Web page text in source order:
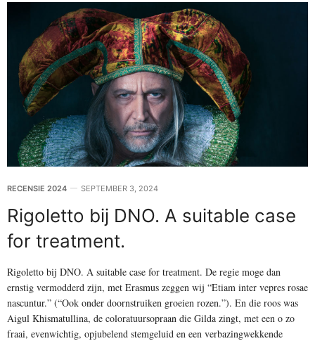
RECENSIE 2024 SEPTEMBER 3, 2024
Rigoletto bij DNO. A suitable case
for treatment.
Rigoletto bij DNO. A suitable case for treatment. De regie moge dan
ernstig vermodderd zijn, met Erasmus zeggen wij “Etiam inter vepres rosae
nascuntur.” (“Ook onder doornstruiken groeien rozen.”). En die roos was
Aigul Khismatullina, de coloratuursopraan die Gilda zingt, met een o zo
fraai, evenwichtig, opjubelend stemgeluid en een verbazingwekkende